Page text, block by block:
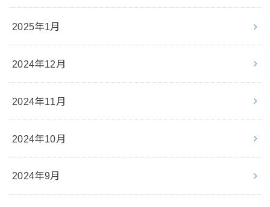
2025年1月
2024年12月
2024年11月
2024年10月
2024年9月